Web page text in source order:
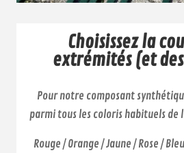
Choisissez la
extrémités (et
Pour notre composant
parmi tous les coloris habituels de
Rouge / Orange / Jaune / Rose /